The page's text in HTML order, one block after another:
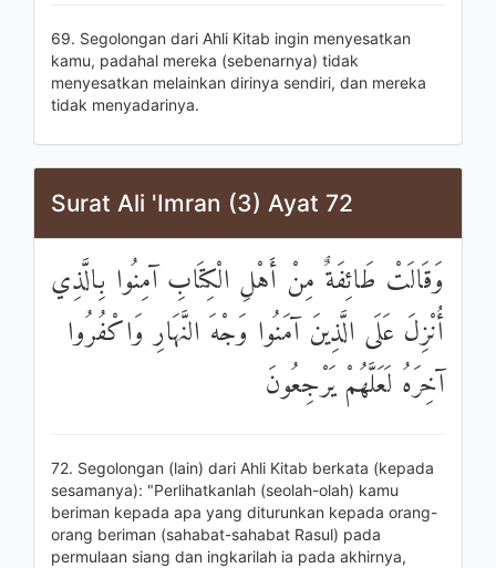
69. Segolongan dari Ahli Kitab ingin menyesatkan
kamu, padahal mereka (sebenarnya) tidak
menyesatkan melainkan dirinya sendiri, dan mereka
tidak menyadarinya.
Surat Ali 'Imran (3) Ayat 72
وَقَالَتْ طَائِفَةٌ مِنْ أَهْلِ الْكِتَابِ آمِنُوا بِالَّذِي
أُنْزِلَ عَلَى الَّذِينَ آمَنُوا وَجْهَ النَّهَارِ وَاكْفُرُوا
آخِرَهُ لَعَلَّهُمْ يَرْجِعُونَ
72. Segolongan (lain) dari Ahli Kitab berkata (kepada
sesamanya): "Perlihatkanlah (seolah-olah) kamu
beriman kepada apa yang diturunkan kepada orang-
orang beriman (sahabat-sahabat Rasul) pada
permulaan siang dan ingkarilah ia pada akhirnya,